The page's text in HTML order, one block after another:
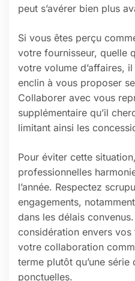
peut s’avérer bien plus
Si vous êtes perçu
votre fournisseur, quelle
votre volume d’affaires,
enclin à vous proposer
Collaborer avec vous
supplémentaire qu’il
limitant ainsi les
Pour éviter cette
professionnelles
l’année. Respectez
engagements,
dans les délais
considération envers
votre collaboration
terme plutôt qu’une série
ponctuelles.